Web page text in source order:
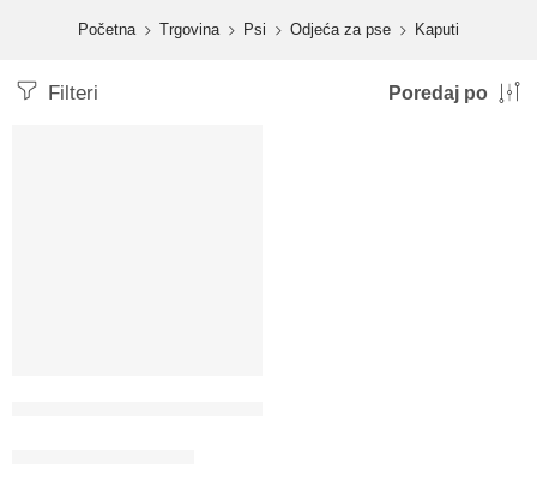
Početna Trgovina Psi Odjeća za pse Kaputi
Filteri Poredaj po